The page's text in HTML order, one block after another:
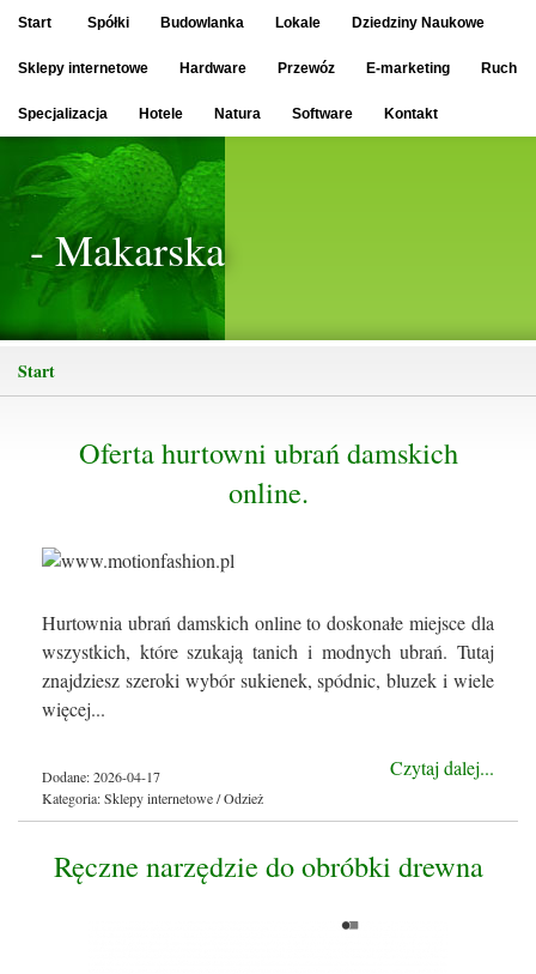
Start Spółki Budowlanka Lokale Dziedziny Naukowe
Sklepy internetowe Hardware Przewóz E-marketing Ruch
Specjalizacja Hotele Natura Software Kontakt
- Makarska
Start
Oferta hurtowni ubrań damskich
online.
Hurtownia ubrań damskich online to doskonałe miejsce dla
wszystkich, które szukają tanich i modnych ubrań. Tutaj
znajdziesz szeroki wybór sukienek, spódnic, bluzek i wiele
więcej...
Czytaj dalej...
Dodane: 2026-04-17
Kategoria: Sklepy internetowe / Odzież
Ręczne narzędzie do obróbki drewna